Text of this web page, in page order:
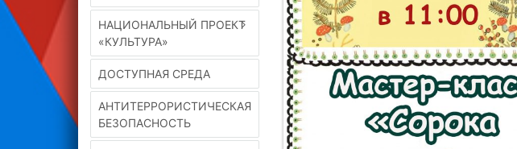
НАЦИОНАЛЬНЫЙ ПРОЕКТ
«КУЛЬТУРА»
ДОСТУПНАЯ СРЕДА
АНТИТЕРРОРИСТИЧЕСКАЯ
БЕЗОПАСНОСТЬ